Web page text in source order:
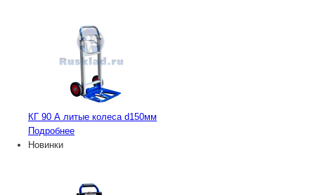
КГ 90 А литые колеса d150мм
Подробнее
Новинки